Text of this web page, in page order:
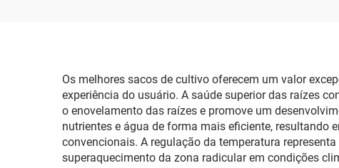
e Crescimento de
Plantas
SMD
Os melhores sacos de cultivo oferecem um valor
experiência do usuário. A saúde superior das raízes
o enovelamento das raízes e promove um
nutrientes e água de forma mais eficiente, resultando
convencionais. A regulação da temperatura
superaquecimento da zona radicular em condições